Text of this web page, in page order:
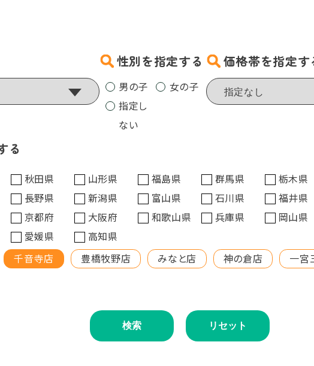
性別を指定する
男の子
女の子
指定し
ない
価格帯を指定す
る
秋田県 山形県 福島県 群馬県
栃木県
長野県 新潟県 富山県 石川県
福井県
京都府 大阪府 和歌山県 兵庫県
岡山県
愛媛県
高知県
千音寺店 豊橋牧野店 みなと店 神の倉店 一宮
検索 リセット